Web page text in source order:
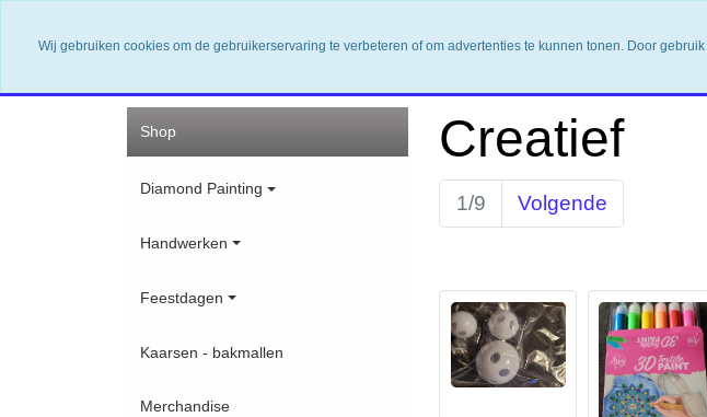
Home Nieuwsbrief Contact Shop
Shop
Diamond Painting
Handwerken
Feestdagen
Kaarsen - bakmallen
Merchandise
Creatief
1/9 Volgende
Wij gebruiken cookies om de gebruikerservaring te verbeteren of om advertenties te kunnen tonen. Door